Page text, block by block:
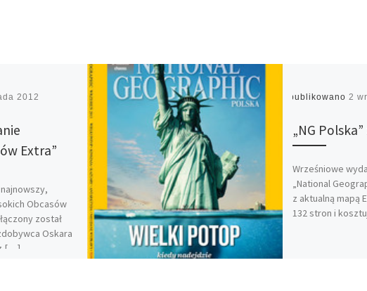
2012
Extra”
Obcasów
został
Oskara
[…]
Opublikowano 2
„NG
Wrześniowe
„National
z aktualną mapą
132 stron i